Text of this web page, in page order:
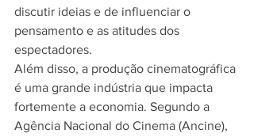
discutir ideias e de influenciar o
pensamento e as atitudes dos
espectadores.
Além disso, a produção cinematográfica
é uma grande indústria que impacta
fortemente a economia. Segundo a
Agência Nacional do Cinema (Ancine),